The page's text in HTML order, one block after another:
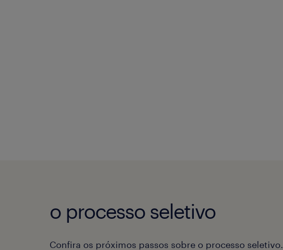
o processo seletivo
Confira os próximos passos sobre o processo seletivo.